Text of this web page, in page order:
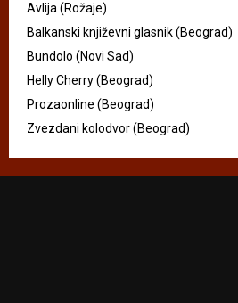
Avlija (Rožaje)
Balkanski književni glasnik (Beograd)
Bundolo (Novi Sad)
Helly Cherry (Beograd)
Prozaonline (Beograd)
Zvezdani kolodvor (Beograd)